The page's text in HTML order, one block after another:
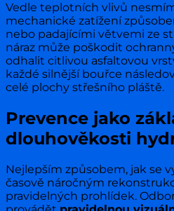
Vedle teplotních vlivů
mechanické zatížení
nebo padajícími větvemi ze
náraz může poškodit
odhalit citlivou asfaltovou
každé silnější bouřce
celé plochy střešního pláště.
Prevence jako
dlouhověkosti
Nejlepším způsobem, jak se
časově náročným
pravidelných prohlídek.